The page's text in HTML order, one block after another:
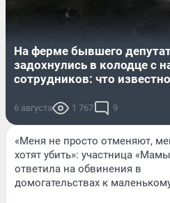
На ферме бывшего
задохнулись в колодце с
сотрудников: что известно
6 августа 1 767 9
«Меня не просто отменяют,
хотят убить»: участница
ответила на обвинения в
домогательствах к